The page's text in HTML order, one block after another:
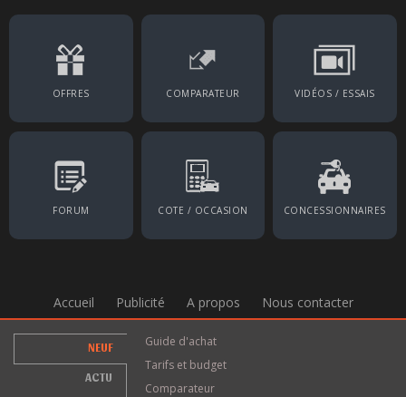
OFFRES COMPARATEUR VIDÉOS / ESSAIS
FORUM COTE / OCCASION CONCESSIONNAIRES
Accueil Publicité A propos Nous contacter
NEUF
ACTU
Guide d'achat
Tarifs et budget
Comparateur